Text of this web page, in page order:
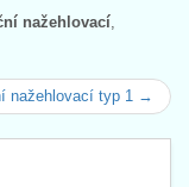
nažehlovací
nažehlovací typ 1 →